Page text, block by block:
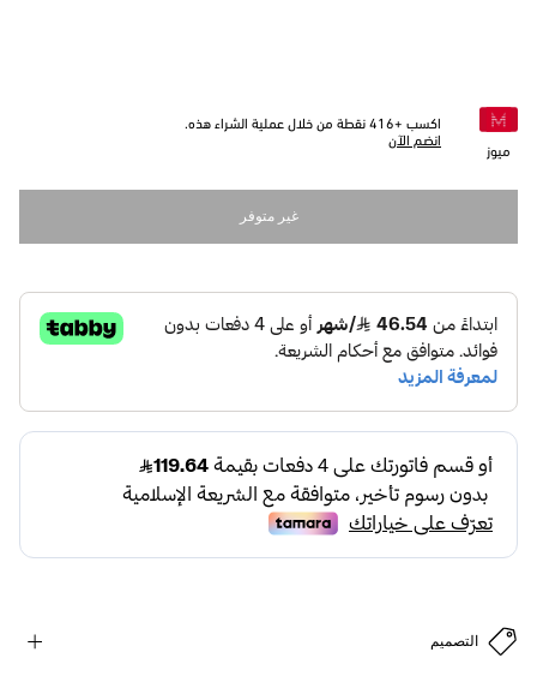
ميوز
اكسب +416 نقطة من خلال عملية الشراء هذه.
انضم الآن
غير متوفر
التصميم